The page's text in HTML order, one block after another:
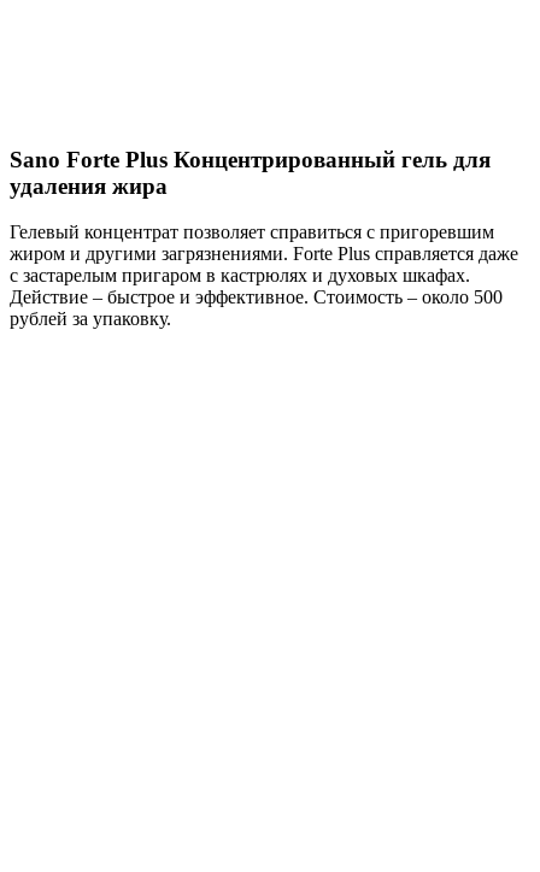
Sano Forte Plus Концентрированный гель для
удаления жира
Гелевый концентрат позволяет справиться с пригоревшим
жиром и другими загрязнениями. Forte Plus справляется даже
с застарелым пригаром в кастрюлях и духовых шкафах.
Действие – быстрое и эффективное. Стоимость – около 500
рублей за упаковку.